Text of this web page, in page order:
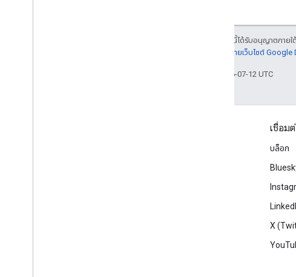
เนื้อหาของหน้าเว็บนี้ได้รับอนุญาตภายใต้
นโยบายเว็บไซต์
อัปเดตล่าสุด 2026-07-12 UTC
เชื่อม
บล็อก
X